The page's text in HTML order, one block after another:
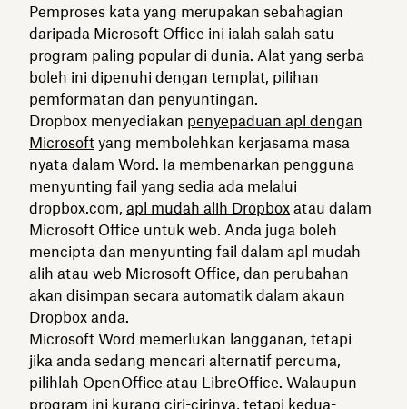
Pemproses kata yang merupakan sebahagian
daripada Microsoft Office ini ialah salah satu
program paling popular di dunia. Alat yang serba
boleh ini dipenuhi dengan templat, pilihan
pemformatan dan penyuntingan.
Dropbox menyediakan penyepaduan apl dengan
Microsoft yang membolehkan kerjasama masa
nyata dalam Word. Ia membenarkan pengguna
menyunting fail yang sedia ada melalui
dropbox.com, apl mudah alih Dropbox atau dalam
Microsoft Office untuk web. Anda juga boleh
mencipta dan menyunting fail dalam apl mudah
alih atau web Microsoft Office, dan perubahan
akan disimpan secara automatik dalam akaun
Dropbox anda.
Microsoft Word memerlukan langganan, tetapi
jika anda sedang mencari alternatif percuma,
pilihlah OpenOffice atau LibreOffice. Walaupun
program ini kurang ciri-cirinya, tetapi kedua-